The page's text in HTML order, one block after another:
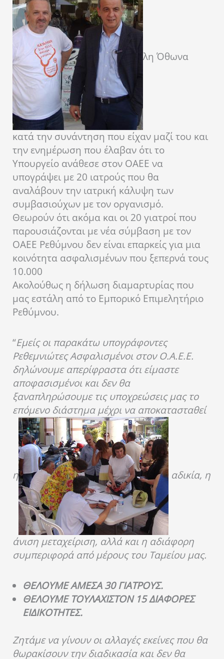
λη Όθωνα
κατά την συνάντηση που είχαν μαζί του και
την ενημέρωση που έλαβαν ότι το
Υπουργείο ανάθεσε στον ΟΑΕΕ να
υπογράψει με 20 ιατρούς που θα
αναλάβουν την ιατρική κάλυψη των
συμβασιούχων με τον οργανισμό.
Θεωρούν ότι ακόμα και οι 20 γιατροί που
παρουσιάζονται με νέα σύμβαση με τον
ΟΑΕΕ Ρεθύμνου δεν είναι επαρκείς για μια
κοινότητα ασφαλισμένων που ξεπερνά τους
10.000
Ακολούθως η δήλωση διαμαρτυρίας που
μας εστάλη από το Εμπορικό Επιμελητήριο
Ρεθύμνου.
“Εμείς οι παρακάτω υπογράφοντες
Ρεθεμνιώτες Ασφαλισμένοι στον Ο.Α.Ε.Ε.
δηλώνουμε απερίφραστα ότι είμαστε
αποφασισμένοι και δεν θα
ξαναπληρώσουμε τις υποχρεώσεις μας το
επόμενο διάστημα μέχρι να αποκατασταθεί
η αδικία, η
άνιση μεταχείριση, αλλά και η αδιάφορη
συμπεριφορά από μέρους του Ταμείου μας.
ΘΕΛΟΥΜΕ ΑΜΕΣΑ 30 ΓΙΑΤΡΟΥΣ.
ΘΕΛΟΥΜΕ ΤΟΥΛΑΧΙΣΤΟΝ 15 ΔΙΑΦΟΡΕΣ
ΕΙΔΙΚΟΤΗΤΕΣ.
Ζητάμε να γίνουν οι αλλαγές εκείνες που θα
θωρακίσουν την διαδικασία και δεν θα